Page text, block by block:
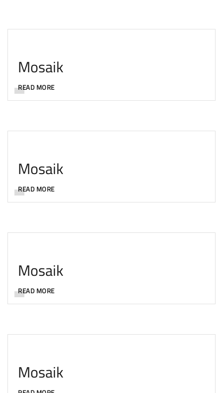
Mosaik
READ MORE
Mosaik
READ MORE
Mosaik
READ MORE
Mosaik